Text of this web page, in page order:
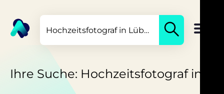
Ihre Suche: Hochzeitsfotograf in